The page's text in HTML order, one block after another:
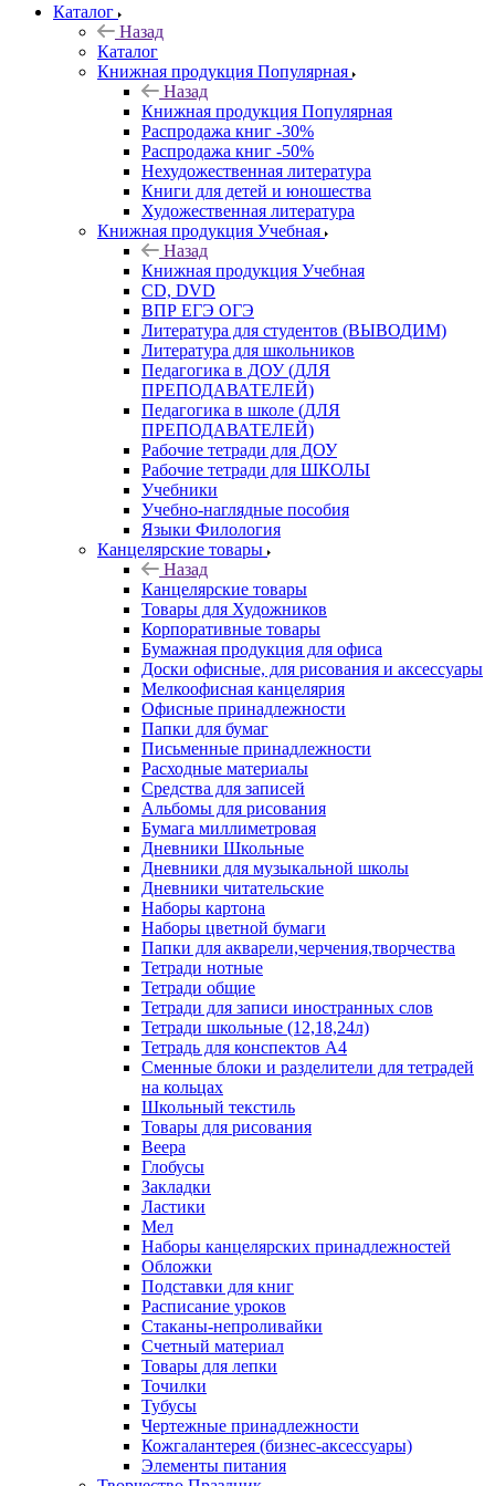
Каталог
Назад
Каталог
Книжная продукция Популярная
Назад
Книжная продукция Популярная
Распродажа книг -30%
Распродажа книг -50%
Нехудожественная литература
Книги для детей и юношества
Художественная литература
Книжная продукция Учебная
Назад
Книжная продукция Учебная
CD, DVD
ВПР ЕГЭ ОГЭ
Литература для студентов (ВЫВОДИМ)
Литература для школьников
Педагогика в ДОУ (ДЛЯ
ПРЕПОДАВАТЕЛЕЙ)
Педагогика в школе (ДЛЯ
ПРЕПОДАВАТЕЛЕЙ)
Рабочие тетради для ДОУ
Рабочие тетради для ШКОЛЫ
Учебники
Учебно-наглядные пособия
Языки Филология
Канцелярские товары
Назад
Канцелярские товары
Товары для Художников
Корпоративные товары
Бумажная продукция для офиса
Доски офисные, для рисования и аксессуары
Мелкоофисная канцелярия
Офисные принадлежности
Папки для бумаг
Письменные принадлежности
Расходные материалы
Средства для записей
Альбомы для рисования
Бумага миллиметровая
Дневники Школьные
Дневники для музыкальной школы
Дневники читательские
Наборы картона
Наборы цветной бумаги
Папки для акварели,черчения,творчества
Тетради нотные
Тетради общие
Тетради для записи иностранных слов
Тетради школьные (12,18,24л)
Тетрадь для конспектов А4
Сменные блоки и разделители для тетрадей
на кольцах
Школьный текстиль
Товары для рисования
Веера
Глобусы
Закладки
Ластики
Мел
Наборы канцелярских принадлежностей
Обложки
Подставки для книг
Расписание уроков
Стаканы-непроливайки
Счетный материал
Товары для лепки
Точилки
Тубусы
Чертежные принадлежности
Кожгалантерея (бизнес-аксессуары)
Элементы питания